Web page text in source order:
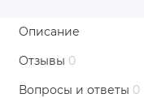
Описание
Отзывы 0
Вопросы и ответы 0